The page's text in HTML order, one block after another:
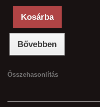
Kosárba
Bővebben
Összehasonlítás